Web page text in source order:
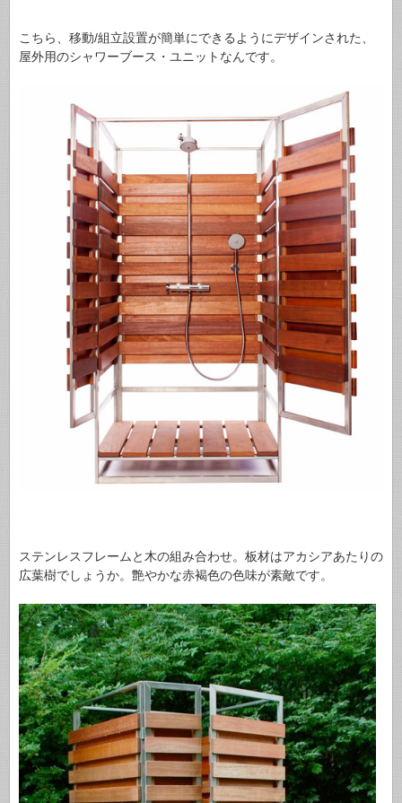
こちら、移動/組立設置が簡単にできるようにデザインされた、
屋外用のシャワーブース・ユニットなんです。
ステンレスフレームと木の組み合わせ。板材はアカシアあたりの
広葉樹でしょうか。艶やかな赤褐色の色味が素敵です。